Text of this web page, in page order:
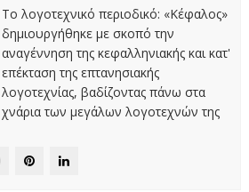
Το λογοτεχνικό περιοδικό: «Κέφαλος»
δημιουργήθηκε με σκοπό την
αναγέννηση της κεφαλληνιακής και κατ'
επέκταση της επτανησιακής
λογοτεχνίας, βαδίζοντας πάνω στα
χνάρια των μεγάλων λογοτεχνών της